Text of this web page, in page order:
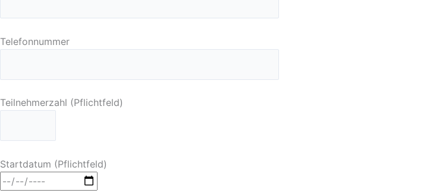
Telefonnummer
Teilnehmerzahl (Pflichtfeld)
Startdatum (Pflichtfeld)